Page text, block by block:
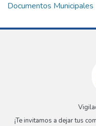
Documentos Municipales
¡Te invitamos a dejar tus